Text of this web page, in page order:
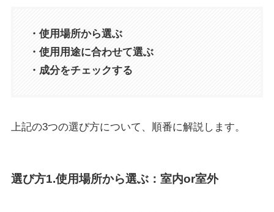
・使用場所から選ぶ
・使用用途に合わせて選ぶ
・成分をチェックする
上記の3つの選び方について、順番に解説します。
選び方1.使用場所から選ぶ：室内or室外